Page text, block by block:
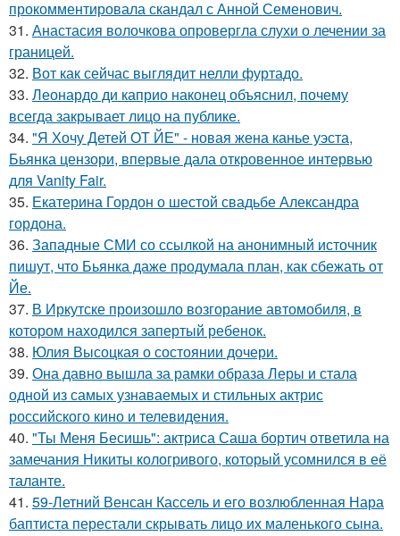
прокомментировала скандал с Анной Семенович.
31. Анастасия волочкова опровергла слухи о лечении за
границей.
32. Вот как сейчас выглядит нелли фуртадо.
33. Леонардо ди каприо наконец объяснил, почему
всегда закрывает лицо на публике.
34. "Я Хочу Детей ОТ ЙЕ" - новая жена канье уэста,
Бьянка цензори, впервые дала откровенное интервью
для Vanity Fair.
35. Екатерина Гордон о шестой свадьбе Александра
гордона.
36. Западные СМИ со ссылкой на анонимный источник
пишут, что Бьянка даже продумала план, как сбежать от
Йе.
37. В Иркутске произошло возгорание автомобиля, в
котором находился запертый ребенок.
38. Юлия Высоцкая о состоянии дочери.
39. Она давно вышла за рамки образа Леры и стала
одной из самых узнаваемых и стильных актрис
российского кино и телевидения.
40. "Ты Меня Бесишь": актриса Саша бортич ответила на
замечания Никиты кологривого, который усомнился в её
таланте.
41. 59-Летний Венсан Кассель и его возлюбленная Нара
баптиста перестали скрывать лицо их маленького сына.